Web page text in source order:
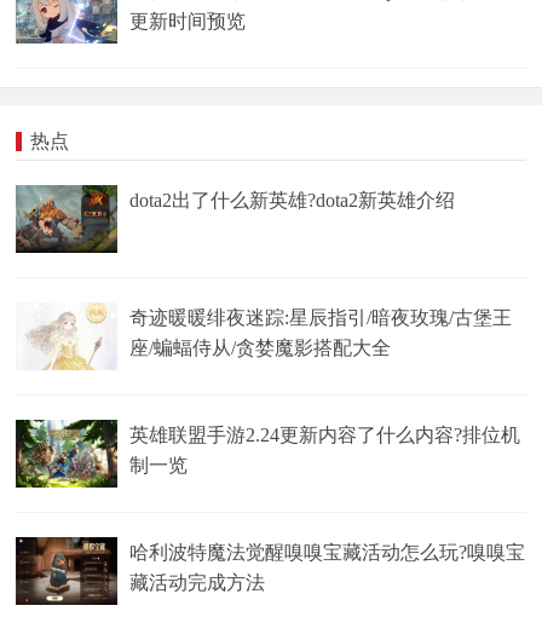
更新时间预览
热点
dota2出了什么新英雄?dota2新英雄介绍
奇迹暖暖绯夜迷踪:星辰指引/暗夜玫瑰/古堡王
座/蝙蝠侍从/贪婪魔影搭配大全
英雄联盟手游2.24更新内容了什么内容?排位机
制一览
哈利波特魔法觉醒嗅嗅宝藏活动怎么玩?嗅嗅宝
藏活动完成方法